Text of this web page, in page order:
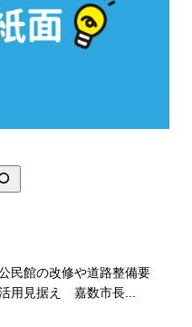
民館の改修や道路整備要
用見据え 嘉数市長...